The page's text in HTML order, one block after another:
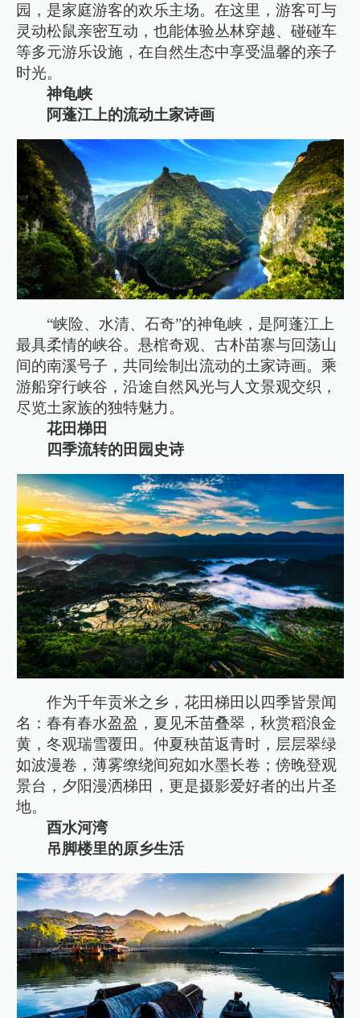
园，是家庭游客的欢乐主场。在这里，游客可与
灵动松鼠亲密互动，也能体验丛林穿越、碰碰车
等多元游乐设施，在自然生态中享受温馨的亲子
时光。
神龟峡
阿蓬江上的流动土家诗画
“峡险、水清、石奇”的神龟峡，是阿蓬江上
最具柔情的峡谷。悬棺奇观、古朴苗寨与回荡山
间的南溪号子，共同绘制出流动的土家诗画。乘
游船穿行峡谷，沿途自然风光与人文景观交织，
尽览土家族的独特魅力。
花田梯田
四季流转的田园史诗
作为千年贡米之乡，花田梯田以四季皆景闻
名：春有春水盈盈，夏见禾苗叠翠，秋赏稻浪金
黄，冬观瑞雪覆田。仲夏秧苗返青时，层层翠绿
如波漫卷，薄雾缭绕间宛如水墨长卷；傍晚登观
景台，夕阳漫洒梯田，更是摄影爱好者的出片圣
地。
酉水河湾
吊脚楼里的原乡生活